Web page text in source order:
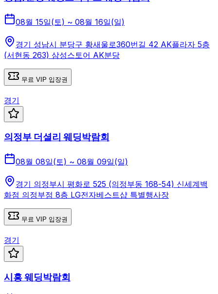
08월 15일(토) ~ 08월 16일(일)
경기 성남시 분당구 황새울로360번길 42 AK플라자 5층
(서현동 263) 삼성스토어 AK분당
무료 VIP 입장권
경기
의정부 더셜리 웨딩박람회
08월 08일(토) ~ 08월 09일(일)
경기 의정부시 평화로 525 (의정부동 168-54) 신세계백
화점 의정부점 8층 LG전자베스트샵 특별행사장
무료 VIP 입장권
경기
시흥 웨딩박람회